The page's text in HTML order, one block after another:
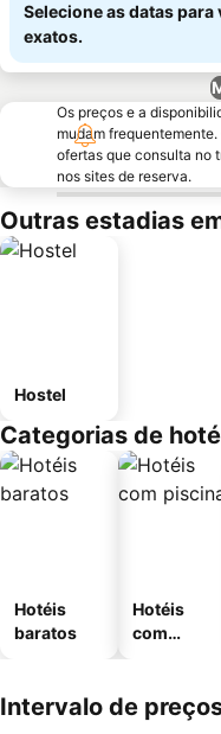
Selecione as datas para
exatos.
Os preços e a
mudam
ofertas que consulta no
nos sites de reserva.
Outras estadias
Hostel
Categorias de
Hotéis
baratos
Hotéis
com
Intervalo de